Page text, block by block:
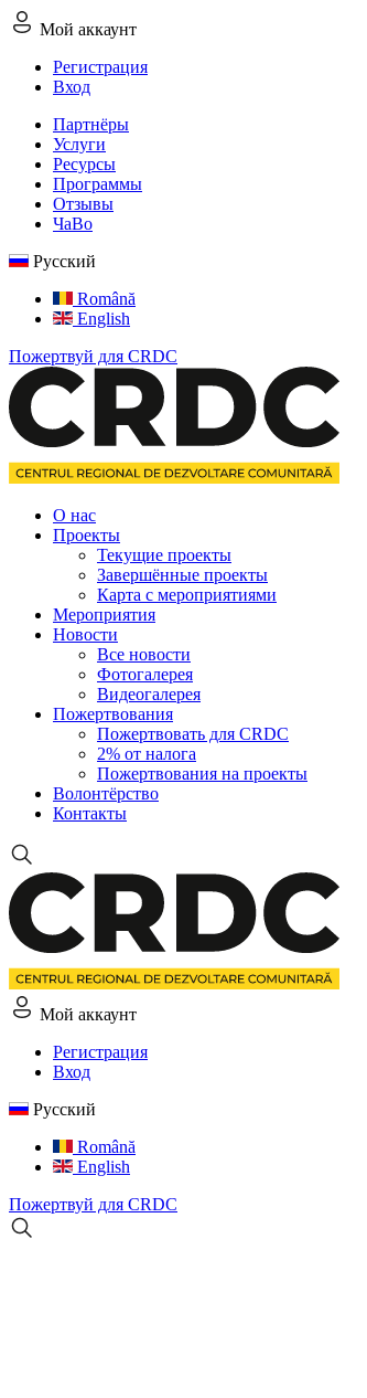
Мой аккаунт
Регистрация
Вход
Партнёры
Услуги
Ресурсы
Программы
Отзывы
ЧаВо
Русский
Română
English
Пожертвуй для CRDC
О нас
Проекты
Текущие проекты
Завершённые проекты
Карта с мероприятиями
Мероприятия
Новости
Все новости
Фотогалерея
Видеогалерея
Пожертвования
Пожертвовать для CRDC
2% от налога
Пожертвования на проекты
Волонтёрство
Контакты
Мой аккаунт
Регистрация
Вход
Русский
Română
English
Пожертвуй для CRDC